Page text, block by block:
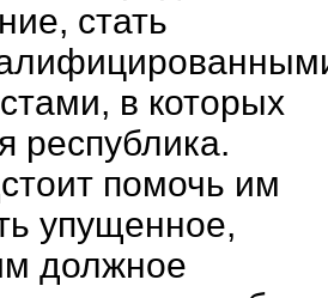
стать
в которых
республика.
помочь им
упущенное,
должное